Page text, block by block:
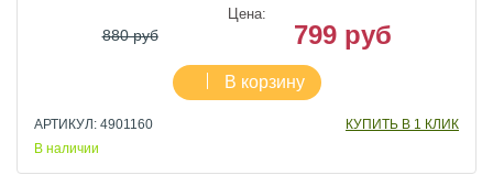
Цена:
880 руб 799 руб
В корзину
АРТИКУЛ: 4901160
КУПИТЬ В 1 КЛИК
В наличии